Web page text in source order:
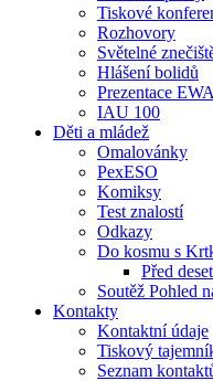
Tiskové
Rozhovory
Světelné
Hlášení bolidů
Prezentace
IAU 100
Děti a mládež
Omalovánky
PexESO
Komiksy
Test znalostí
Odkazy
Do kosmu s
Před
Soutěž Pohled
Kontakty
Kontaktní údaje
Tiskový
Seznam